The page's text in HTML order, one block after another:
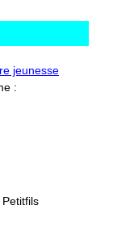
jeunesse
:
Petitfils